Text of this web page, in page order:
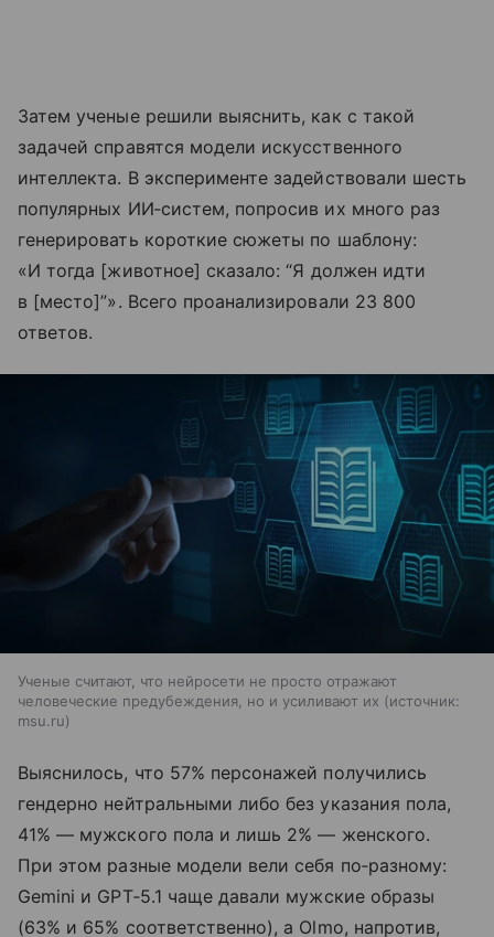
Затем ученые решили выяснить, как с такой
задачей справятся модели искусственного
интеллекта. В эксперименте задействовали шесть
популярных ИИ‑систем, попросив их много раз
генерировать короткие сюжеты по шаблону:
«И тогда [животное] сказало: “Я должен идти
в [место]”». Всего проанализировали 23 800
ответов.
Ученые считают, что нейросети не просто отражают
человеческие предубеждения, но и усиливают их
источник:
msu.ru
Выяснилось, что 57% персонажей получились
гендерно нейтральными либо без указания пола,
41% — мужского пола и лишь 2% — женского.
При этом разные модели вели себя по‑разному:
Gemini и GPT‑5.1 чаще давали мужские образы
(63% и 65% соответственно), а Olmo, напротив,